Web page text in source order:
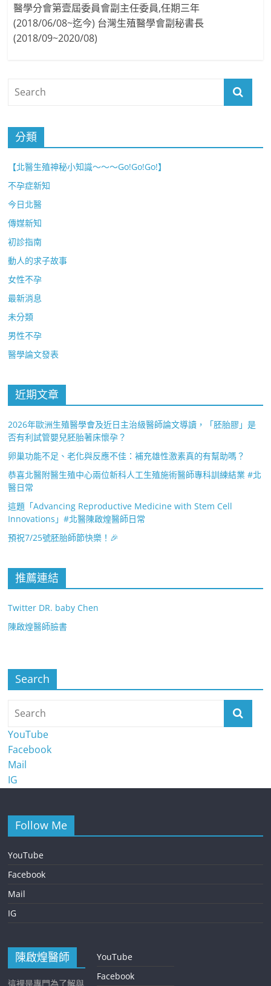
醫學分會第壹屆委員會副主任委員,任期三年
(2018/06/08~迄今) 台灣生殖醫學會副秘書長
(2018/09~2020/08)
分類
【北醫生殖神秘小知識～～～Go!Go!Go!】
不孕症新知
今日北醫
傳媒新知
初診指南
動人的求子故事
女性不孕
最新消息
未分類
男性不孕
醫學論文發表
近期文章
2026年歐洲生殖醫學會及近日主治級醫師論文導讀，「胚胎膠」是
否有利試管嬰兒胚胎著床懷孕？
卵巢功能不足、老化與反應不佳：補充雄性激素真的有幫助嗎？
恭喜北醫附醫生殖中心兩位新科人工生殖施術醫師專科訓練結業 #北
醫日常
這題「Advancing Reproductive Medicine with Stem Cell
Innovations」#北醫陳啟煌醫師日常
預祝7/25號胚胎師節快樂！🎉
推薦連結
Twitter DR. baby Chen
陳啟煌醫師臉書
Search
YouTube
Facebook
Mail
IG
Follow Me
YouTube
Facebook
Mail
IG
陳啟煌醫師
這裡是專門為了解與
YouTube
Facebook